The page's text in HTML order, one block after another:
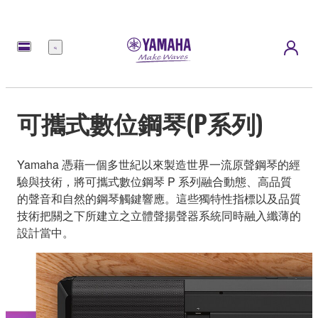
選
可攜式數位鋼琴(P系列)
Yamaha 憑藉一個多世紀以來製造世界一流原聲鋼琴的經
驗與技術，將可攜式數位鋼琴 P 系列融合動態、高品質
的聲音和自然的鋼琴觸鍵響應。這些獨特性指標以及品質
技術把關之下所建立之立體聲揚聲器系統同時融入纖薄的
設計當中。